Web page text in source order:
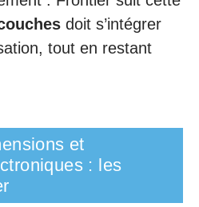
doit s’intégrer
tout en restant
et
: les